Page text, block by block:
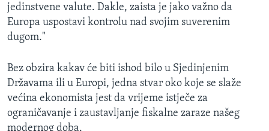
jedinstvene valute. Dakle, zaista je jako važno da
Europa uspostavi kontrolu nad svojim suverenim
dugom."
Bez obzira kakav će biti ishod bilo u Sjedinjenim
Državama ili u Europi, jedna stvar oko koje se slaže
većina ekonomista jest da vrijeme istječe za
ograničavanje i zaustavljanje fiskalne zaraze našeg
modernog doba.